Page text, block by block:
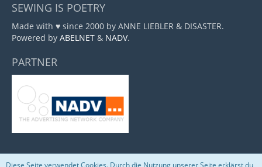
SEWING IS POETRY
Made with ♥ since 2000 by ANNE LIEBLER & DISASTER.
Powered by ABELNET & NADV.
PARTNER
Diese Seite verwendet Cookies. Durch die Nutzung unserer Seite erklärst du